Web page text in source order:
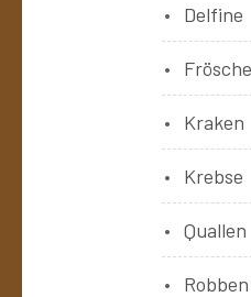
Delfine
Frösche
Kraken
Krebse
Quallen